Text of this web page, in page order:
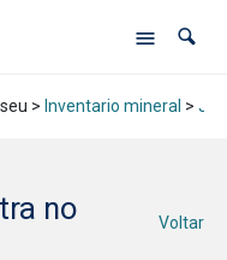
> Inventario mineral >
no
Voltar